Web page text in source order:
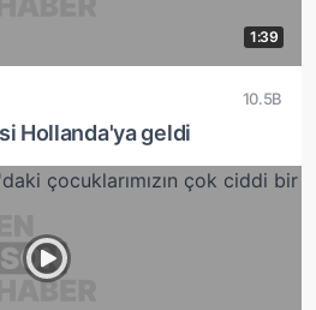
1:39
10.5B
Hollanda'ya geldi